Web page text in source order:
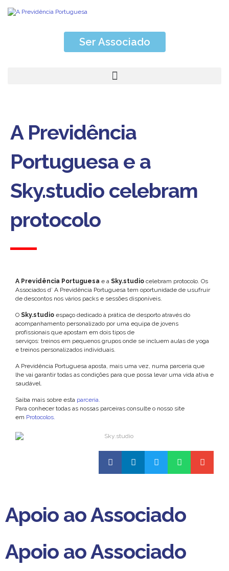
Ser Associado
A Previdência
Portuguesa e a
Sky.studio celebram
protocolo
A Previdência Portuguesa e a Sky.studio celebram protocolo. Os
Associados d’ A Previdência Portuguesa tem oportunidade de usufruir
de descontos nos vários packs e sessões disponíveis.
O Sky.studio espaço dedicado à prática de desporto através do
acompanhamento personalizado por uma equipa de jovens
profissionais que apostam em dois tipos de
serviços: treinos em pequenos grupos onde se incluem aulas de yoga
e treinos personalizados individuais.
A Previdência Portuguesa aposta, mais uma vez, numa parceria que
lhe vai garantir todas as condições para que possa levar uma vida ativa e
saudável.
Saiba mais sobre esta parceria.
Para conhecer todas as nossas parceiras consulte o nosso site
em Protocolos.
Apoio ao Associado
Apoio ao Associado